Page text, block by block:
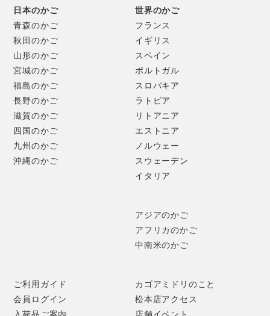
日本のかご
青森のかご
秋田のかご
山形のかご
宮城のかご
福島のかご
長野のかご
滋賀のかご
四国のかご
九州のかご
沖縄のかご
世界のかご
フランス
イギリス
スペイン
ポルトガル
スロバキア
ラトビア
リトアニア
エストニア
ノルウェー
スウェーデン
イタリア
アジアのかご
アフリカのかご
中南米のかご
ご利用ガイド
会員ログイン
カゴアミドリのこと
松本店アクセス